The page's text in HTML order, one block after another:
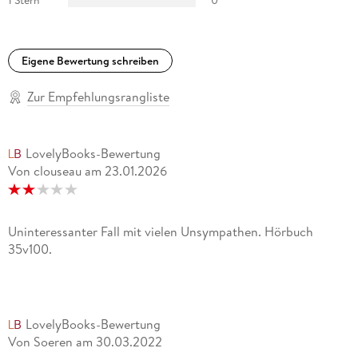
Eigene Bewertung schreiben
Zur Empfehlungsrangliste
LovelyBooks-Bewertung
Von clouseau am 23.01.2026
Uninteressanter Fall mit vielen Unsympathen. Hörbuch
35v100.
LovelyBooks-Bewertung
Von Soeren am 30.03.2022